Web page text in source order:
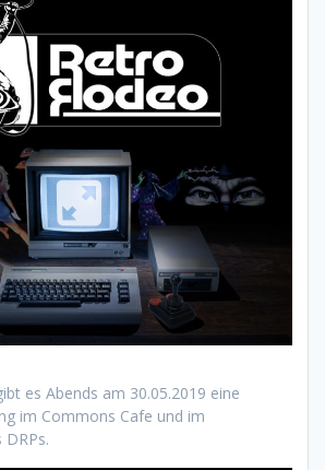
es Abends am 30.05.2019 eine
im Commons Cafe und im